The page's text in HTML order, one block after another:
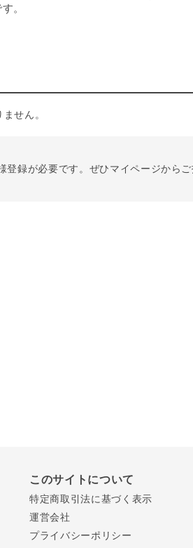
。
せん。
登録が必要です。ぜひマイページからご
このサイトについて
特定商取引法に基づく表示
運営会社
プライバシーポリシー